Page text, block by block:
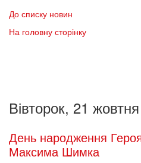
До списку новин
На головну сторінку
Вівторок, 21
День народження
Максима Шимка